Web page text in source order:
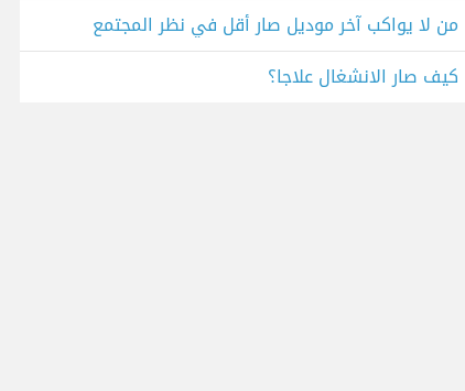
من لا يواكب آخر موديل صار أقل في نظر المجتمع
كيف صار الانشغال علاجا؟